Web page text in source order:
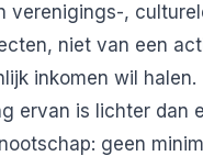
verenigings-,
niet van een
inkomen wil halen.
ervan is lichter dan
geen